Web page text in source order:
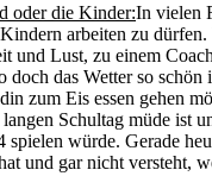
oder die Kinder:In vielen
arbeiten zu
und Lust, zu einem
doch das Wetter so schön
zum Eis essen gehen
Schultag müde ist
spielen würde. Gerade
und gar nicht versteht,